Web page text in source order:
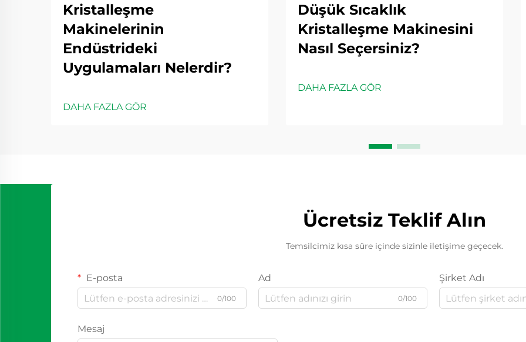
Kristalleşme
Makinelerinin
Endüstrideki
Uygulamaları Nelerdir?
DAHA FAZLA GÖR
Düşük Sıcaklık
Kristalleşme Makinesini
Nasıl Seçersiniz?
DAHA FAZLA GÖR
Ücretsiz Teklif Alın
Temsilcimiz kısa süre içinde sizinle iletişime geçecek.
E-posta
0/100
Ad
0/100
Şirket Adı
Mesaj